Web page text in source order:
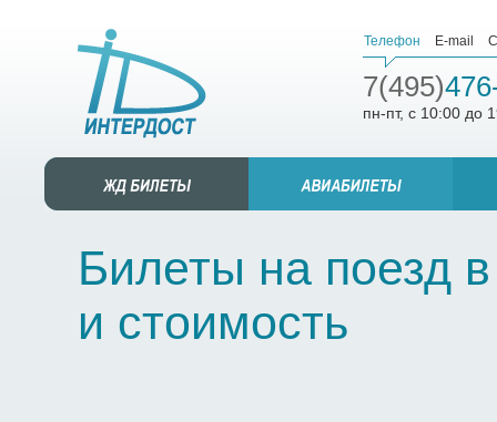
Телефон E-mail
7(495)
пн-пт, с 10:00 до
Билеты на поезд
и стоимость